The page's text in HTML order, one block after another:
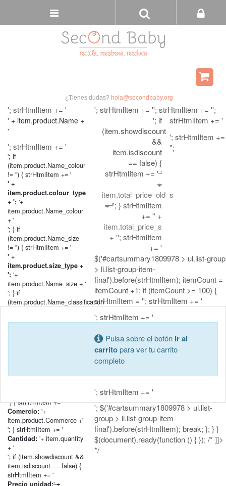
Tienda
¿Tienes dudas? hola@secondbaby.org
'; strHtmlItem += '
'; strHtmlItem += '
' + item.product.Name +
'
'; strHtmlItem += '
'; if
(item.product.Name_colour
!= '') { strHtmlItem += '
' +
item.product.colour_type
+ ': '+
item.product.Name_colour
+ '
'; } if
(item.product.Name_size
!= '') { strHtmlItem += '
' +
item.product.size_type +
': '+
item.product.Name_size + '
'; } if
(item.product.Name_classification
' +
item.product.Name_classification
(item.product.Commerce
'') { strHtmlItem += '
Comercio: '+
item.product.Commerce +'
'; } strHtmlItem += '
Cantidad: '+ item.quantity
+ '
'; if (item.showdiscount &&
item.isdiscount == false) {
strHtmlItem += '
Precio unidad:' +
'; strHtmlItem += '
'; if
(item.showdiscount
&&
item.isdiscount
== false) {
strHtmlItem += ''
+
item.total_price_old_s
+ ''; } strHtmlItem
+= '' +
item.total_price_s
+ ''; strHtmlItem
+= '
';
strHtmlItem += '
'; strHtmlItem +=
'';
$('#cartsummary1809978 > ul.list-group
> li.list-group-item-
final').before(strHtmlItem); itemCount =
itemCount +1; if (itemCount >= 100) {
strHtmlItem = ''; strHtmlItem += '
'; strHtmlItem += '
Pulsa sobre el botón Ir al
carritopara ver tu carrito
completo
'; strHtmlItem += '
'; $('#cartsummary1809978 > ul.list-
group > li.list-group-item-
final').before(strHtmlItem); break; }; } }
$(document).ready(function () { }); /* ]]>
*/